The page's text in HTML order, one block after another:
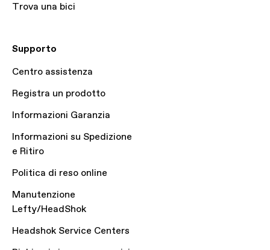
Trova una bici
Supporto
Centro assistenza
Registra un prodotto
Informazioni Garanzia
Informazioni su Spedizione
e Ritiro
Politica di reso online
Manutenzione
Lefty/HeadShok
Headshok Service Centers